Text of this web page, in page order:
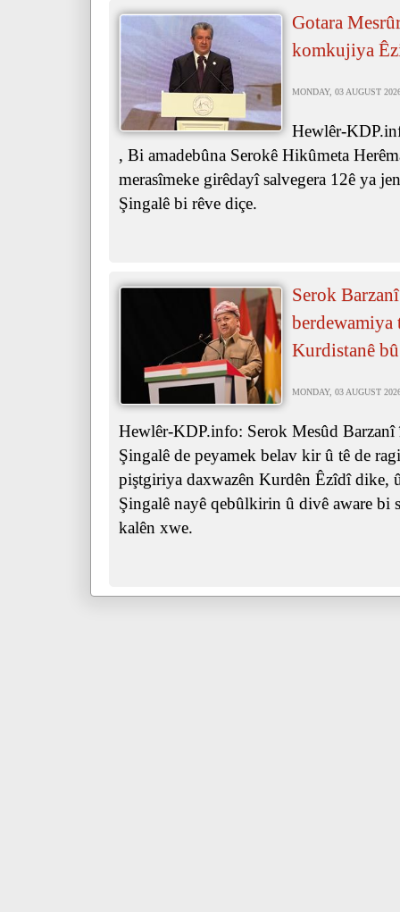
Gotara
komkujiya
MONDAY, 03 AUGUST
Hewlêr-
, Bi amadebûna Serokê Hikûmeta
merasîmeke girêdayî salvegera 12ê ya
Şingalê bi rêve diçe.
Serok
berdewamiya
Kurdistanê bû
MONDAY, 03 AUGUST
Hewlêr-KDP.info: Serok Mesûd Barzanî
Şingalê de peyamek belav kir û tê de
piştgiriya daxwazên Kurdên Êzîdî dike,
Şingalê nayê qebûlkirin û divê aware bi
kalên xwe.